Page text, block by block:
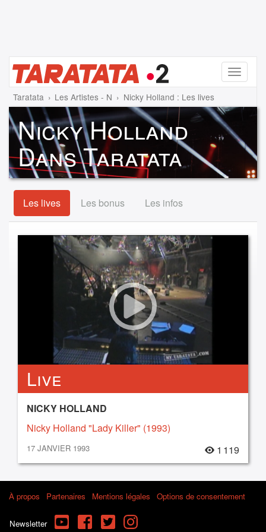
Menu
Taratata Les Artistes - N Nicky Holland : Les lives
Nicky Holland
Dans Taratata
Les lives Les bonus Les infos
Live
NICKY HOLLAND
Nicky Holland "Lady Killer" (1993)
17 JANVIER 1993 1 119
À propos Partenaires Mentions légales Options de consentement
Newsletter YouTube FacebookTwitterInstagram